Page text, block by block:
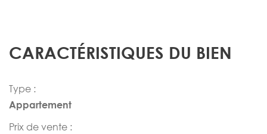
CARACTÉRISTIQUES DU BIEN
Type :
Appartement
Prix de vente :